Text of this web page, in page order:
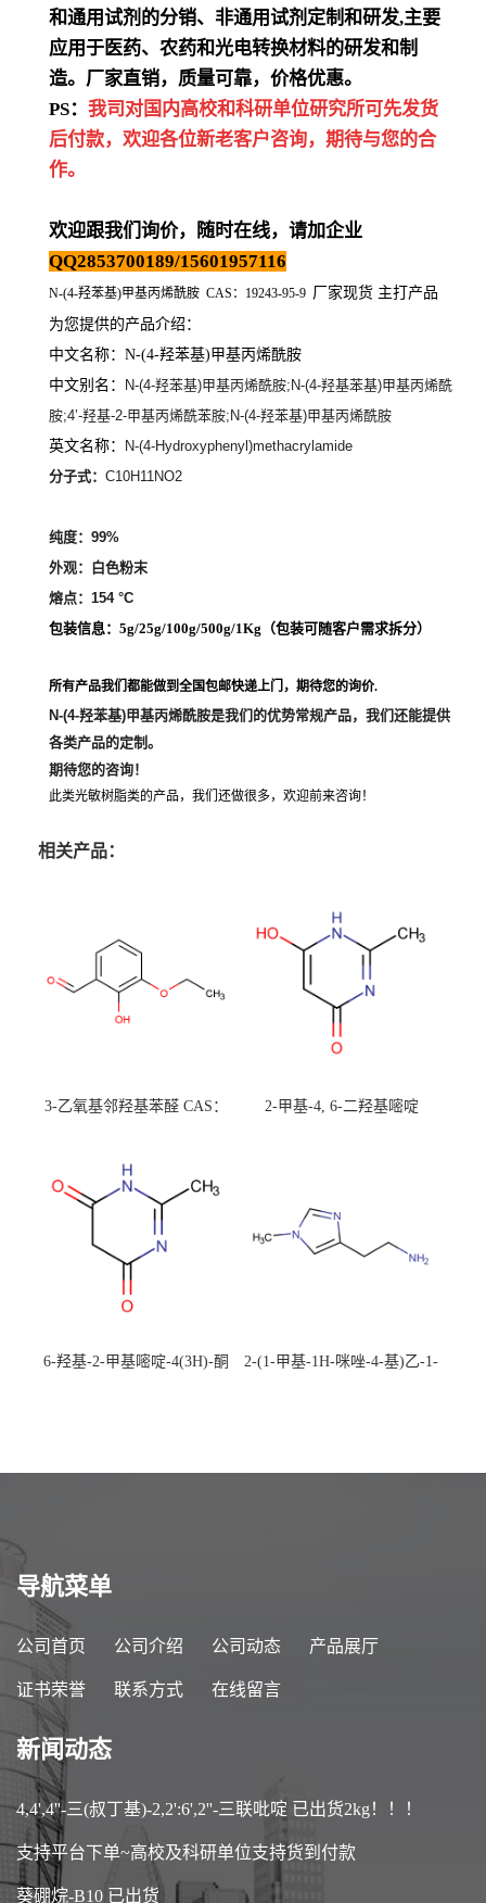
和通用试剂的分销、非通用试剂定制和研发,主要
应用于医药、农药和光电转换材料的研发和制
造。厂家直销，质量可靠，价格优惠。
PS： 我司对国内高校和科研单位研究所可先发货
后付款，欢迎各位新老客户咨询，期待与您的合
作。
欢迎跟我们询价，随时在线，请加企业
QQ2853700189/15601957116
N-(4-羟苯基)甲基丙烯酰胺 CAS：19243-95-9 厂家现货 主打产品
为您提供的产品介绍 ：
中文名称： N-(4-羟苯基)甲基丙烯酰胺
中文别名：
N-(4-羟苯基)甲基丙烯酰胺;N-(4-羟基苯基)甲基丙烯酰
胺;4’-羟基-2-甲基丙烯酰苯胺;N-(4-羟苯基)甲基丙烯酰胺
英文名称：
N-(4-Hydroxyphenyl)methacrylamide
分子式： C10H11NO2
纯度：99%
外观：白色粉末
熔点： 154 °C
包装信息：5g/25g/100g/500g/1Kg（包装可随客户需求拆分）
所有产品我们都能做到全国包邮快递上门，期待您的询价.
N-(4-羟苯基)甲基丙烯酰胺是我们的优势常规产品，我们还能提供
各类产品的定制。
期待您的咨询！
此类光敏树脂类的产品，我们还做很多，欢迎前来咨询！
相关产品：
3-乙氧基邻羟基苯醛 CAS：
校可先用后付
2-甲基-4, 6-二羟基嘧啶
6-羟基-2-甲基嘧啶-4(3H)-酮
2-(1-甲基-1H-咪唑-4-基)乙-1-
导航菜单
公司首页 公司介绍 公司动态 产品展厅
证书荣誉 联系方式 在线留言
新闻动态
4,4',4''-三(叔丁基)-2,2':6',2''-三联吡啶 已出货2kg！！！
支持平台下单~高校及科研单位支持货到付款
葵硼烷-B10 已出货